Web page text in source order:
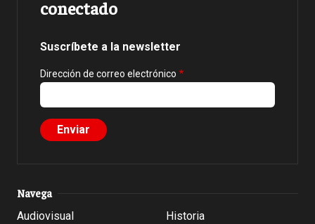
conectado
Suscríbete a la newsletter
Dirección de correo electrónico
Navega
Audiovisual
Historia